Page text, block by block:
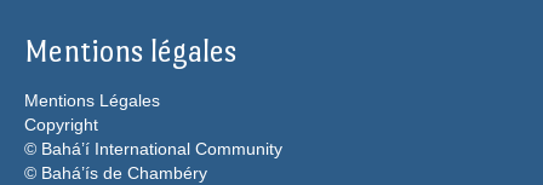
Mentions légales
Mentions Légales
Copyright
© Bahá’í International Community
© Bahá’ís de Chambéry